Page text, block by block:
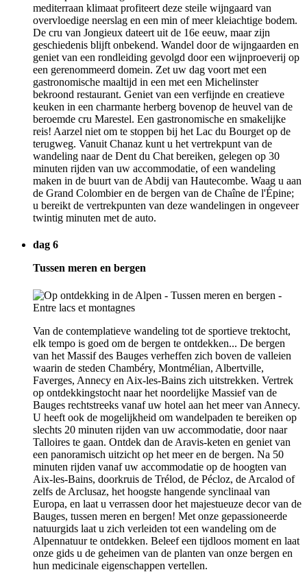
mediterraan klimaat profiteert deze steile wijngaard van
overvloedige neerslag en een min of meer kleiachtige bodem.
De cru van Jongieux dateert uit de 16e eeuw, maar zijn
geschiedenis blijft onbekend. Wandel door de wijngaarden en
geniet van een rondleiding gevolgd door een wijnproeverij op
een gerenommeerd domein. Zet uw dag voort met een
gastronomische maaltijd in een met een Michelinster
bekroond restaurant. Geniet van een verfijnde en creatieve
keuken in een charmante herberg bovenop de heuvel van de
beroemde cru Marestel. Een gastronomische en smakelijke
reis! Aarzel niet om te stoppen bij het Lac du Bourget op de
terugweg. Vanuit Chanaz kunt u het vertrekpunt van de
wandeling naar de Dent du Chat bereiken, gelegen op 30
minuten rijden van uw accommodatie, of een wandeling
maken in de buurt van de Abdij van Hautecombe. Waag u aan
de Grand Colombier en de bergen van de Chaîne de l'Épine;
u bereikt de vertrekpunten van deze wandelingen in ongeveer
twintig minuten met de auto.
dag 6
Tussen meren en bergen
Van de contemplatieve wandeling tot de sportieve trektocht,
elk tempo is goed om de bergen te ontdekken... De bergen
van het Massif des Bauges verheffen zich boven de valleien
waarin de steden Chambéry, Montmélian, Albertville,
Faverges, Annecy en Aix-les-Bains zich uitstrekken. Vertrek
op ontdekkingstocht naar het noordelijke Massief van de
Bauges rechtstreeks vanaf uw hotel aan het meer van Annecy.
U heeft ook de mogelijkheid om wandelpaden te bereiken op
slechts 20 minuten rijden van uw accommodatie, door naar
Talloires te gaan. Ontdek dan de Aravis-keten en geniet van
een panoramisch uitzicht op het meer en de bergen. Na 50
minuten rijden vanaf uw accommodatie op de hoogten van
Aix-les-Bains, doorkruis de Trélod, de Pécloz, de Arcalod of
zelfs de Arclusaz, het hoogste hangende synclinaal van
Europa, en laat u verrassen door het majestueuze decor van de
Bauges, tussen meren en bergen! Met onze gepassioneerde
natuurgids laat u zich verleiden tot een wandeling om de
Alpennatuur te ontdekken. Beleef een tijdloos moment en laat
onze gids u de geheimen van de planten van onze bergen en
hun medicinale eigenschappen vertellen.